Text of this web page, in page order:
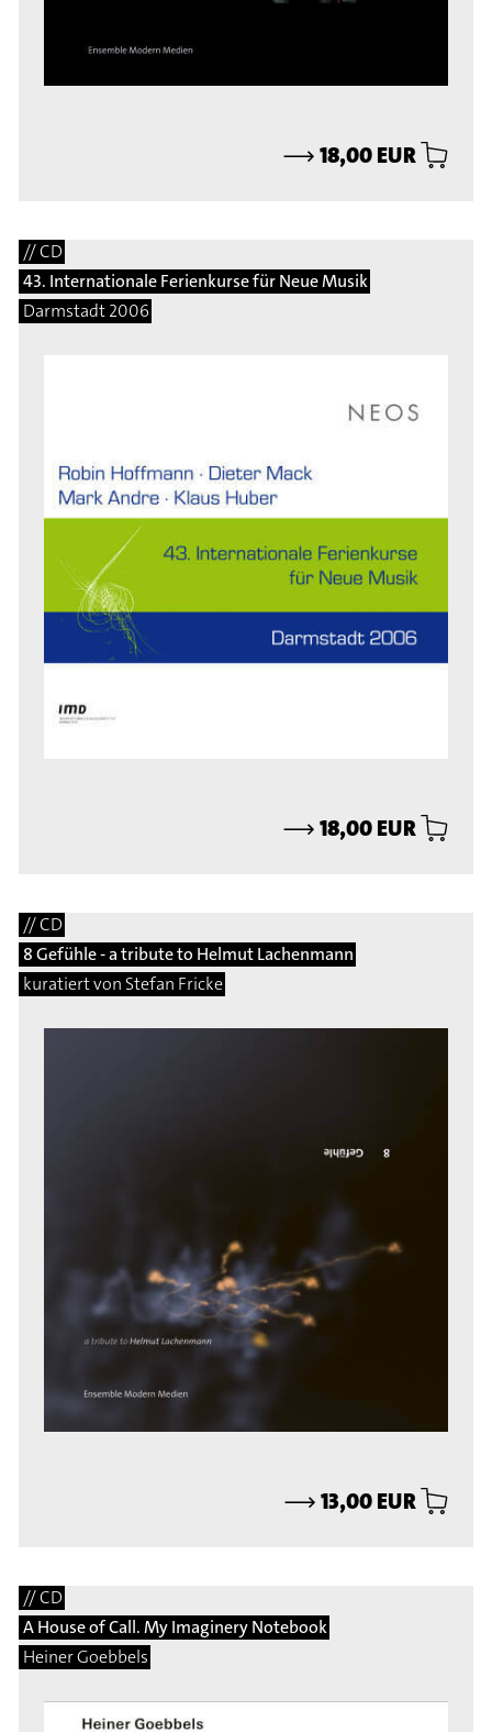
⟶18,00 EUR
// CD
43. Internationale Ferienkurse für Neue Musik
Darmstadt 2006
⟶18,00 EUR
// CD
8 Gefühle - a tribute to Helmut Lachenmann
kuratiert von Stefan Fricke
⟶13,00 EUR
// CD
A House of Call. My Imaginery Notebook
Heiner Goebbels